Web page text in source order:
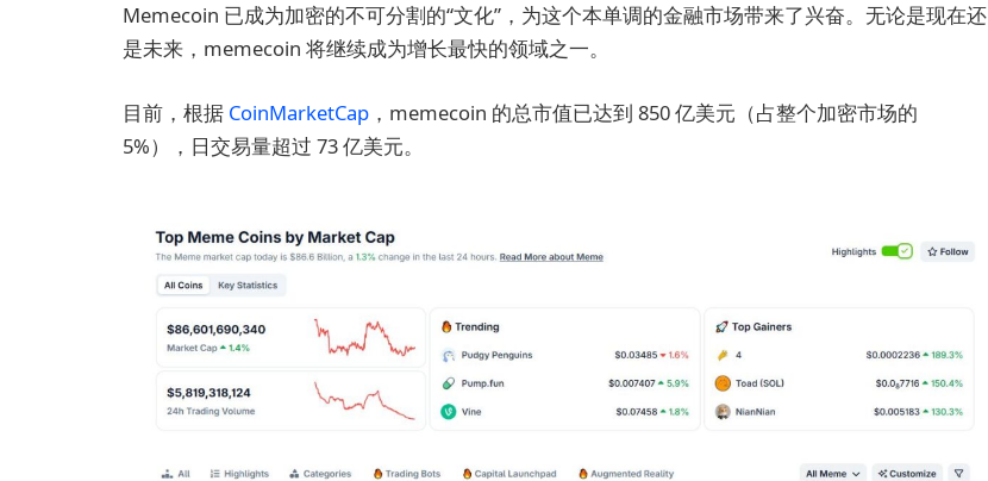
Memecoin 已成为加密的不可分割的“文化”，为这个本单调的金融市场带来了兴奋。无论是现在还
是未来，memecoin 将继续成为增长最快的领域之一。
目前，根据 CoinMarketCap ，memecoin 的总市值已达到 850 亿美元（占整个加密市场的
5%），日交易量超过 73 亿美元。